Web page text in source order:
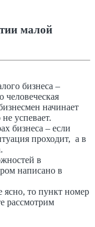
малой
бизнеса –
человеческая
начинает
успевает.
бизнеса – если
проходит, а в
в
написано в
то пункт номер
рассмотрим